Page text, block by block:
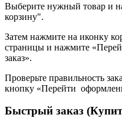
Выберите нужный товар и
корзину".
Затем нажмите на иконку
страницы и нажмите
заказ».
Проверьте правильность
кнопку «Перейти
Быстрый заказ